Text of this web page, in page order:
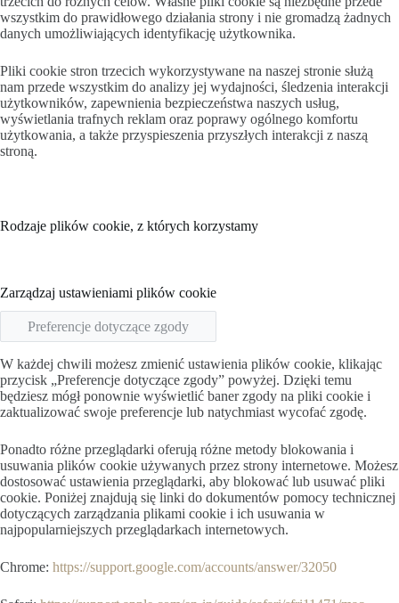
wszystkim do prawidłowego działania strony i nie gromadzą żadnych
danych umożliwiających identyfikację użytkownika.
Pliki cookie stron trzecich wykorzystywane na naszej stronie służą
nam przede wszystkim do analizy jej wydajności, śledzenia interakcji
użytkowników, zapewnienia bezpieczeństwa naszych usług,
wyświetlania trafnych reklam oraz poprawy ogólnego komfortu
użytkowania, a także przyspieszenia przyszłych interakcji z naszą
stroną.
Rodzaje plików cookie, z których korzystamy
Zarządzaj ustawieniami plików cookie
Preferencje dotyczące zgody
W każdej chwili możesz zmienić ustawienia plików cookie, klikając
przycisk „Preferencje dotyczące zgody” powyżej. Dzięki temu
będziesz mógł ponownie wyświetlić baner zgody na pliki cookie i
zaktualizować swoje preferencje lub natychmiast wycofać zgodę.
Ponadto różne przeglądarki oferują różne metody blokowania i
usuwania plików cookie używanych przez strony internetowe. Możesz
dostosować ustawienia przeglądarki, aby blokować lub usuwać pliki
cookie. Poniżej znajdują się linki do dokumentów pomocy technicznej
dotyczących zarządzania plikami cookie i ich usuwania w
najpopularniejszych przeglądarkach internetowych.
Chrome: https://support.google.com/accounts/answer/32050